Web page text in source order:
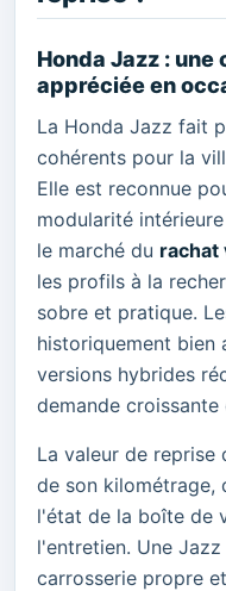
Honda Jazz :
appréciée en
La Honda Jazz fait
cohérents pour la
Elle est reconnue
modularité
le marché du rachat
les profils à la
sobre et pratique.
historiquement bien
versions hybrides
demande
La valeur de
de son kilométrage,
l'état de la boîte de
l'entretien. Une
carrosserie propre